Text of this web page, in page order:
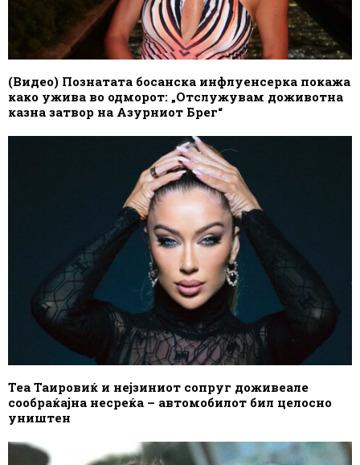
(Видео) Познатата босанска инфлуенсерка покажа
како ужива во одморот: „Отслужувам доживотна
казна затвор на Азурниот Брег“
Теа Таировиќ и нејзиниот сопруг доживеале
сообраќајна несреќа – автомобилот бил целосно
уништен